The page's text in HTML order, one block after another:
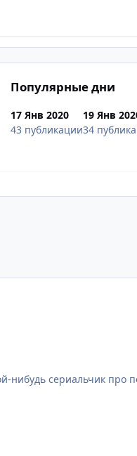
Популярные дни
17 Янв 2020
43 публикации
19 Янв
34
обзор темы
нибудь сериальчик про